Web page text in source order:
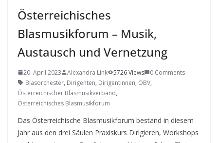
Österreichisches
Blasmusikforum – Musik,
Austausch und Vernetzung
20. April 2023 Alexandra Link 5726 Views
0 Comments
Blasorchester, Dirigenten, Dirigentinnen, ÖBV,
Österreichischer Blasmusikverband,
Österreichisches Blasmusikforum
Das Österreichische Blasmusikforum bestand in diesem
Jahr aus den drei Säulen Praxiskurs Dirigieren, Workshops